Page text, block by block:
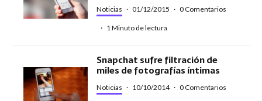
Noticias · 01/12/2015 · 0 Comentarios
· 1 Minuto de lectura
Snapchat sufre filtración de
miles de fotografías íntimas
Noticias · 10/10/2014 · 0 Comentarios